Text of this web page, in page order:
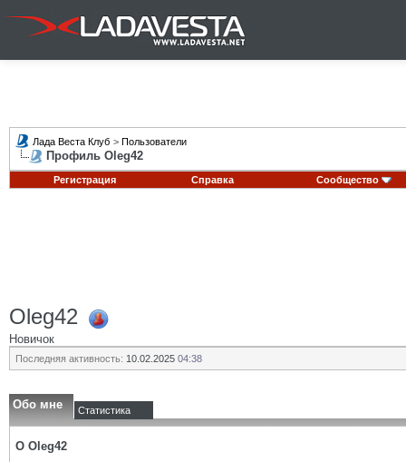
Лада Веста Клуб > Пользователи
Профиль Oleg42
Регистрация Справка Сообщество
Oleg42
Новичок
Последняя активность: 10.02.2025 04:38
Обо мне Статистика
О Oleg42